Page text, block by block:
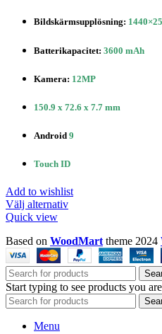
Bildskärmsupplösning:
Batterikapacitet: 3600 mAh
Kamera: 12MP
150.9 x 72.6 x 7.7 mm
Android 9
Touch ID
Add to wishlist
Välj alternativDen
har
flera
varianter.
De
olika
alternativen
Quick view
Based on WoodMarttheme 2024
Start typing to see products you
Menu